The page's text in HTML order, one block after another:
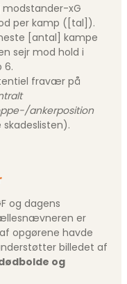
modstander-xG
per kamp ( [tal] ).
[antal] kampe
sejr mod hold i
6.
fravær på
ankerposition
skadeslisten).
og dagens
er
opgørene havde
billedet af
og